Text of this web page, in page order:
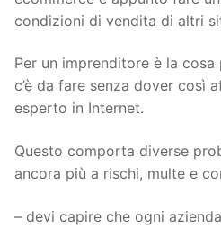
condizioni di vendita di altri
Per un imprenditore è la
c’è da fare senza dover così
esperto in Internet.
Questo comporta diverse
ancora più a rischi, multe e
– devi capire che ogni